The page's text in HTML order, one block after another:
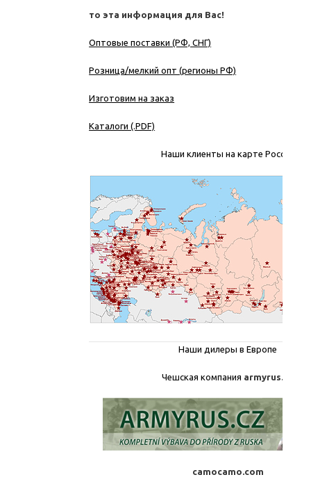
то эта информация для Вас!
Оптовые поставки (РФ, СНГ)
Розница/мелкий опт (регионы РФ)
Изготовим на заказ
Каталоги (.PDF)
Наши клиенты на карте России
Наши дилеры в Европе
Чешская компания armyrus.cz
camocamo.com